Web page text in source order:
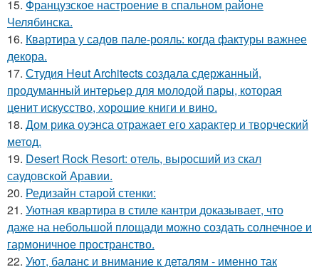
15. Французское настроение в спальном районе
Челябинска.
16. Квартира у садов пале-рояль: когда фактуры важнее
декора.
17. Студия Heut Architects создала сдержанный,
продуманный интерьер для молодой пары, которая
ценит искусство, хорошие книги и вино.
18. Дом рика оуэнса отражает его характер и творческий
метод.
19. Desert Rock Resort: отель, выросший из скал
саудовской Аравии.
20. Редизайн старой стенки:
21. Уютная квартира в стиле кантри доказывает, что
даже на небольшой площади можно создать солнечное и
гармоничное пространство.
22. Уют, баланс и внимание к деталям - именно так